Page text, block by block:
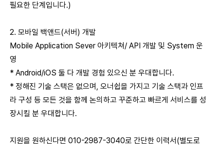
필요한 단계입니다.)
2. 모바일 백앤드(서버) 개발
Mobile Application Sever 아키텍쳐/ API 개발 및 System 운
영
* Android/iOS 둘 다 개발 경험 있으신 분 우대합니다.
* 정해진 기술 스택은 없으며, 오너쉽을 가지고 기술 스택과 인프
라 구성 등 모든 것을 함께 논의하고 꾸준하고 빠르게 서비스를 성
장시킬 분 우대합니다.
지원을 원하신다면 010-2987-3040로 간단한 이력서(별도로